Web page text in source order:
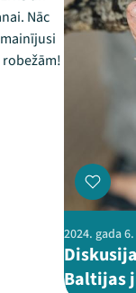
Nāc
2024. gada
Baltijas